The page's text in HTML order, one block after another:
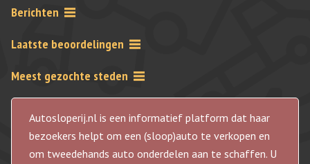
Berichten
Laatste beoordelingen
Meest gezochte steden
Autosloperij.nl is een informatief platform dat haar
bezoekers helpt om een (sloop)auto te verkopen en
om tweedehands auto onderdelen aan te schaffen. U